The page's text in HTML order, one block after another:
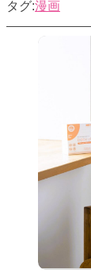
漫画